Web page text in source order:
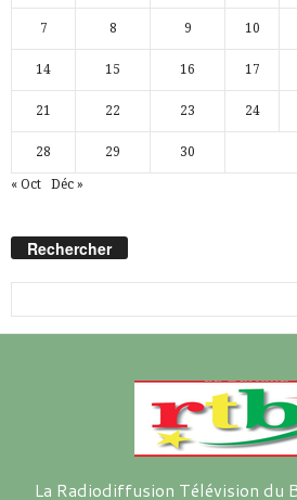
7 8 9 10
14 15 16 17
21 22 23 24
28 29 30
« Oct Déc »
Rechercher
La Radiodiffusion Télévision du